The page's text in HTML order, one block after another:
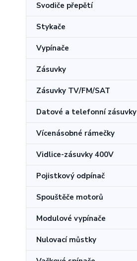
Svodiče přepětí
Stykače
Vypínače
Zásuvky
Zásuvky TV/FM/SAT
Datové a telefonní zásuvky
Vícenásobné rámečky
Vidlice-zásuvky 400V
Pojistkový odpínač
Spouštěče motorů
Modulové vypínače
Nulovací můstky